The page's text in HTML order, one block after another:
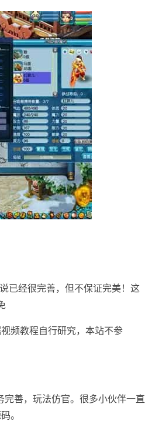
已经很完善，但不保证完美！这
频教程自行研究，本站不参
善，玩法仿官。很多小伙伴一直
。